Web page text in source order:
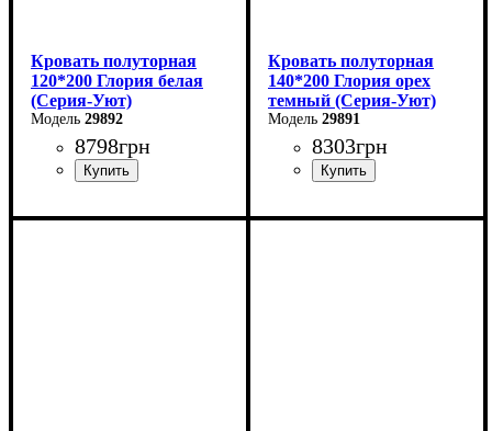
Кровать полуторная
120*200 Глория белая
(Серия-Уют)
29892
8798грн
Ширина: 120 см
Кровать полуторная
140*200 Глория орех
темный (Серия-Уют)
29891
8303грн
Ширина: 140 см